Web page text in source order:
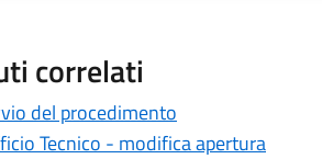
correlati
del procedimento
Tecnico - modifica apertura